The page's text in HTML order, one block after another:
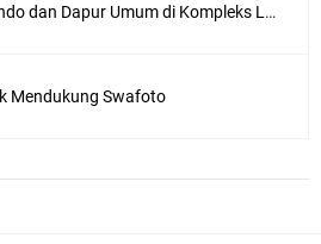
Rumah Pos Komando dan Dapur Umum di Kompleks Lubang Buaya Jakarta
Mendukung Swafoto